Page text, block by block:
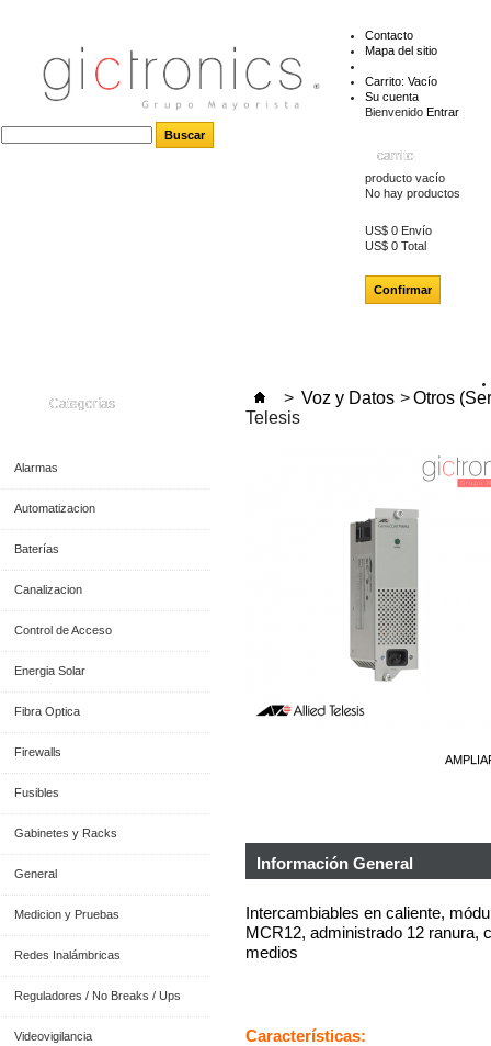
Contacto
Mapa del sitio
Carrito: Vacío
Su cuenta
Bienvenido Entrar
carrito
producto vacío
No hay productos
US$ 0 Envío
US$ 0 Total
Confirmar
Categorías
Alarmas
Automatizacion
Baterías
Canalizacion
Control de Acceso
Energia Solar
Fibra Optica
Firewalls
Fusibles
Gabinetes y Racks
General
Medicion y Pruebas
Redes Inalámbricas
Reguladores / No Breaks / Ups
Videovigilancia
> Voz y Datos > Otros
Telesis
Información General
Intercambiables en caliente,
MCR12, administrado 12 ranura,
medios
Características: